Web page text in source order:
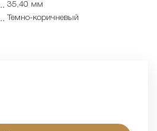
35,40 мм
Темно-коричневый